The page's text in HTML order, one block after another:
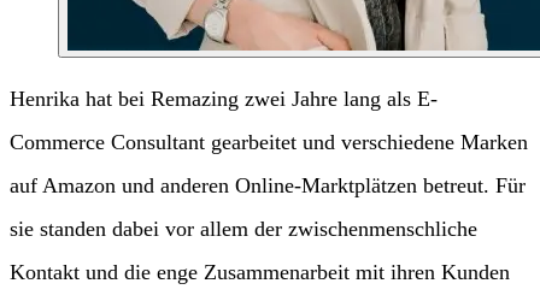
Henrika hat bei Remazing zwei Jahre lang als E-
Commerce Consultant gearbeitet und verschiedene Marken
auf Amazon und anderen Online-Marktplätzen betreut. Für
sie standen dabei vor allem der zwischenmenschliche
Kontakt und die enge Zusammenarbeit mit ihren Kunden